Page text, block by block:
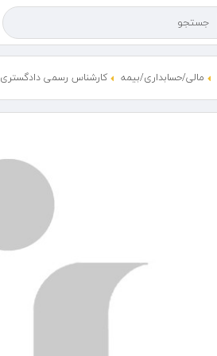
مالی/حسابداری/بیمه کارشناس رسمی دادگستری